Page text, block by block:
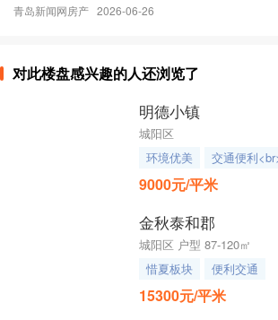
青岛新闻网房产 2026-06-26
对此楼盘感兴趣的人还浏览了
明德小镇
城阳区
环境优美
交通便利
9000元/平米
金秋泰和郡
城阳区 户型 87-120㎡
惜夏板块
便利交通
15300元/平米